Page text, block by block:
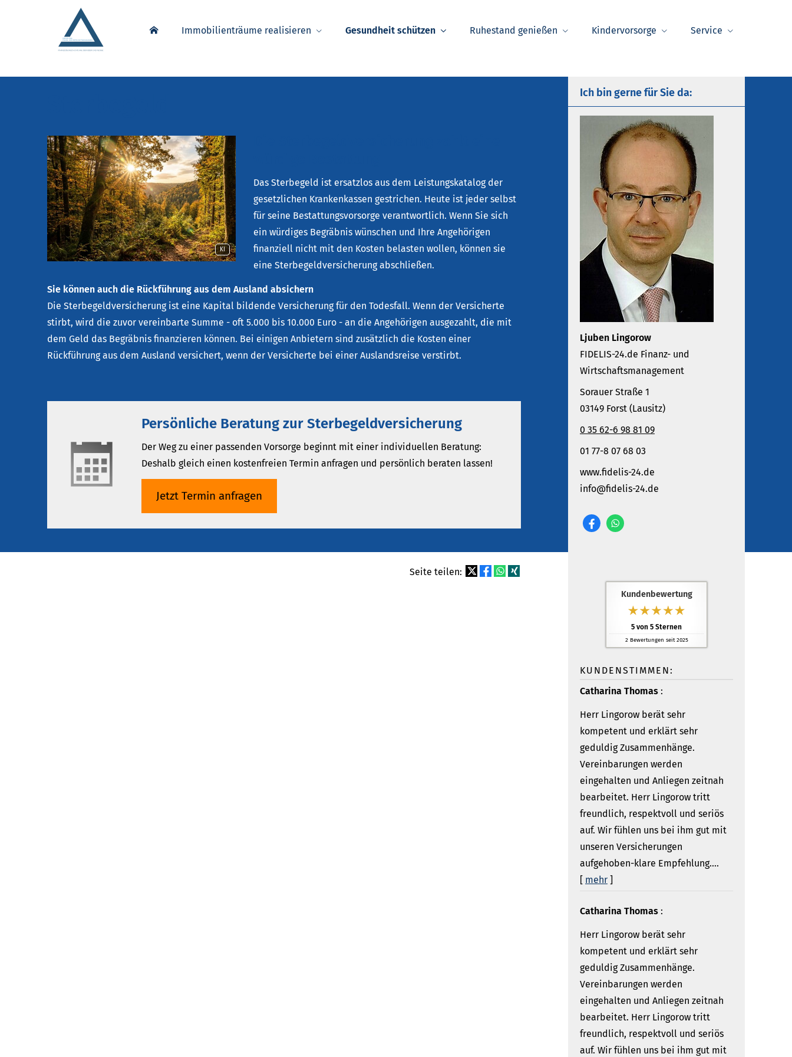
Immobilienträume realisieren Gesundheit schützen Ruhestand genießen Kindervorsorge Service
Ich bin gerne für Sie da:
Ljuben Lingorow
FIDELIS-24.de Finanz- und
Wirtschaftsmanagement
Sorauer Straße 1
03149 Forst (Lausitz)
0 35 62-6 98 81 09
01 77-8 07 68 03
www.fidelis-24.de
info@fidelis-24.de
Kundenbewertung
5 von 5 Sternen
2Bewertungen seit 2025
KUNDENSTIMMEN:
Catharina Thomas :
Herr Lingorow berät sehr
kompetent und erklärt sehr
geduldig Zusammenhänge.
Vereinbarungen werden
eingehalten und Anliegen zeitnah
bearbeitet. Herr Lingorow tritt
freundlich, respektvoll und seriös
auf. Wir fühlen uns bei ihm gut mit
unseren Versicherungen
aufgehoben-klare Empfehlung....
[ mehr ]
Catharina Thomas :
Herr Lingorow berät sehr
kompetent und erklärt sehr
geduldig Zusammenhänge.
Vereinbarungen werden
eingehalten und Anliegen zeitnah
bearbeitet. Herr Lingorow tritt
freundlich, respektvoll und seriös
auf. Wir fühlen uns bei ihm gut mit
KI
Das Ster­be­geld ist ersatzlos aus dem Leistungskatalog der
gesetzlichen Krankenkassen gestrichen. Heute ist jeder selbst
für seine Be­stat­tungs­vor­sor­ge verantwortlich. Wenn Sie sich
ein würdiges Begräbnis wün­schen und Ihre Angehörigen
finanziell nicht mit den Kosten belasten wollen, können sie
eine Ster­be­geldversicherung abschließen.
Sie können auch die Rückführung aus dem Ausland absichern
Die Ster­be­geldversicherung ist eine Kapital bildende Versicherung für den Todesfall. Wenn der Versicherte
stirbt, wird die zuvor vereinbarte Summe - oft 5.000 bis 10.000 Euro - an die Angehörigen ausgezahlt, die mit
dem Geld das Begräbnis finanzieren können. Bei einigen Anbietern sind zusätzlich die Kosten einer
Rückführung aus dem Ausland versichert, wenn der Versicherte bei einer Auslandsreise verstirbt.
Persönliche Beratung zur Ster­be­geldversicherung
Der Weg zu einer passenden Vorsorge beginnt mit einer individuellen Beratung:
Deshalb gleich einen kostenfreien Termin anfragen und persönlich beraten lassen!
Jetzt Termin anfragen
Seite teilen: